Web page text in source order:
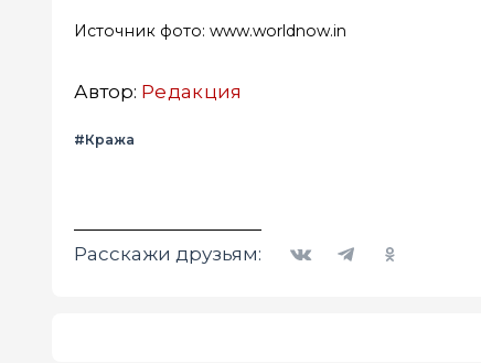
Источник фото: www.worldnow.in
Автор: Редакция
#Кража
Расскажи друзьям: